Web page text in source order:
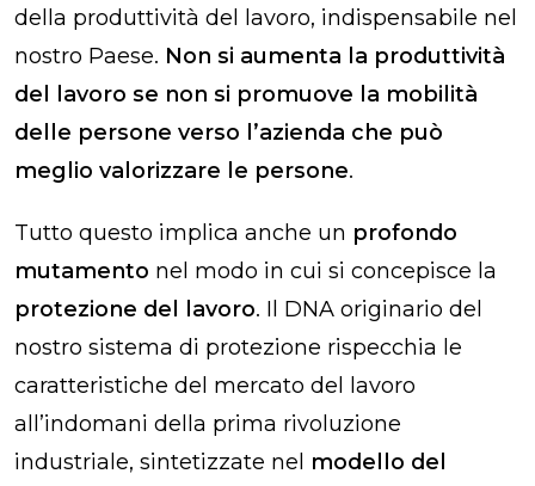
della produttività del lavoro, indispensabile nel
nostro Paese. Non si aumenta la produttività
del lavoro se non si promuove la mobilità
delle persone verso l’azienda che può
meglio valorizzare le persone.
Tutto questo implica anche un profondo
mutamento nel modo in cui si concepisce la
protezione del lavoro. Il DNA originario del
nostro sistema di protezione rispecchia le
caratteristiche del mercato del lavoro
all’indomani della prima rivoluzione
industriale, sintetizzate nel modello del